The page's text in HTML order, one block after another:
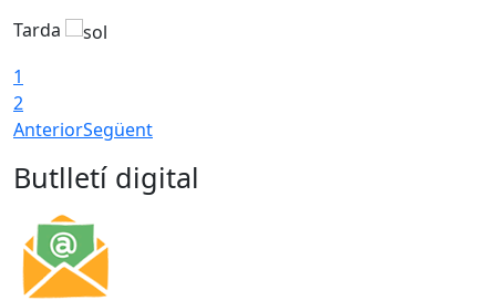
Tarda
1
2
AnteriorSegüent
Butlletí digital